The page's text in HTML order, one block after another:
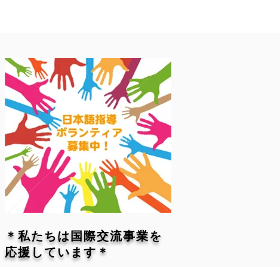
＊私たちは国際交流事業を
応援しています＊